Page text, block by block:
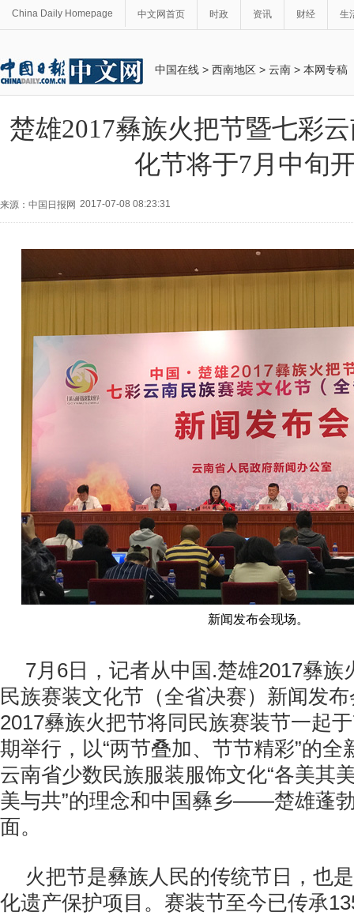
China Daily Homepage 中文网首页 时政 资讯 财经 生
中国在线 > 西南地区 > 云南 > 本网专稿
楚雄2017彝族火把节暨七彩
化节将于7月中旬
来源：中国日报网 2017-07-08 08:23:31
新闻发布会现场。
7月6日，记者从中国.楚雄2017彝族
民族赛装文化节（全省决赛）新闻发
2017彝族火把节将同民族赛装节一起
期举行，以“两节叠加、节节精彩”的全
云南省少数民族服装服饰文化“各美其
美与共”的理念和中国彝乡——楚雄蓬
面。
火把节是彝族人民的传统节日，也
化遗产保护项目。赛装节至今已传承